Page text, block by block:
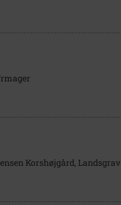
Korshøjgård, Landsgrav